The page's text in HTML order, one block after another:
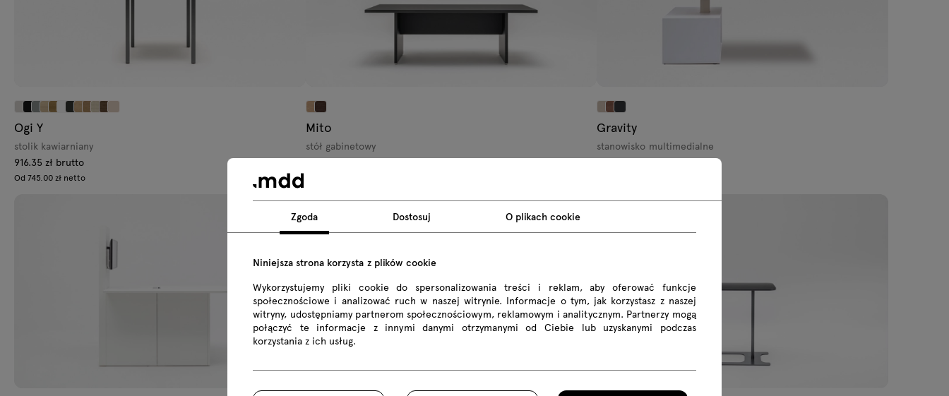
Ogi Y
stolik kawiarniany
916.35 zł brutto
Od 745.00 zł netto
Mito
stół gabinetowy
5522.7 zł brutto
Gravity
stanowisko multimedialne
56457 zł brutto
Zgoda Dostosuj O plikach cookie
Niniejsza strona korzysta z plików cookie
Wykorzystujemy pliki cookie do spersonalizowania treści i reklam, aby oferować funkcje
społecznościowe i analizować ruch w naszej witrynie. Informacje o tym, jak korzystasz z naszej
witryny, udostępniamy partnerom społecznościowym, reklamowym i analitycznym. Partnerzy mogą
połączyć te informacje z innymi danymi otrzymanymi od Ciebie lub uzyskanymi podczas
korzystania z ich usług.